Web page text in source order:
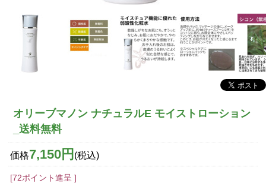
オリーブマノン ナチュラルE モイストローション
_送料無料
価格7,150円 (税込)
[72ポイント進呈 ]